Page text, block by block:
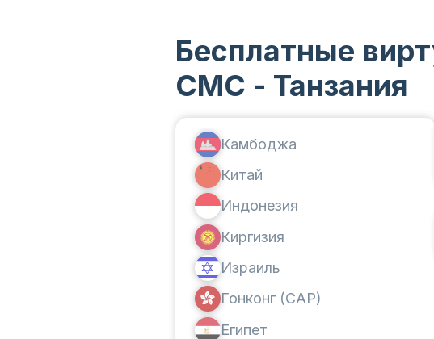
Бесплатные
СМС - Танзания
Камбоджа
Китай
Индонезия
Киргизия
Израиль
Гонконг (САР)
Египет